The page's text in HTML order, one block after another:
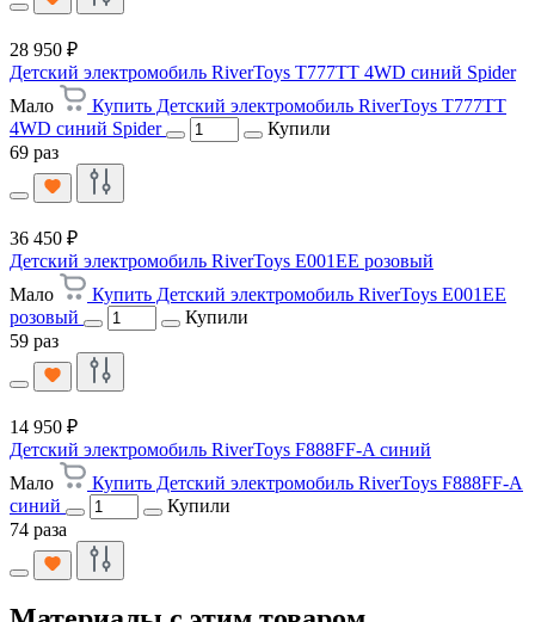
28 950 ₽
Детский электромобиль RiverToys T777TT 4WD синий Spider
Мало
Купить Детский электромобиль RiverToys T777TT
4WD синий Spider
Купили
69 раз
36 450 ₽
Детский электромобиль RiverToys E001EE розовый
Мало
Купить Детский электромобиль RiverToys E001EE
розовый
Купили
59 раз
14 950 ₽
Детский электромобиль RiverToys F888FF-A синий
Мало
Купить Детский электромобиль RiverToys F888FF-A
синий
Купили
74 раза